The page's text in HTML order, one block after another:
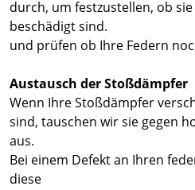
durch, um festzustellen, ob
beschädigt sind.
und prüfen ob Ihre Federn
Austausch der Stoßdämpfer
Wenn Ihre Stoßdämpfer
sind, tauschen wir sie gegen
aus.
Bei einem Defekt an Ihren
diese